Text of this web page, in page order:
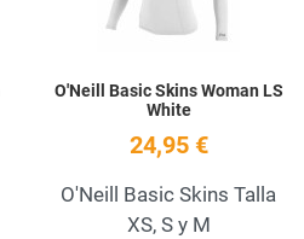
O'Neill Basic Skins Woman LS
White
24,95 €
O'Neill Basic Skins Talla
XS, S y M